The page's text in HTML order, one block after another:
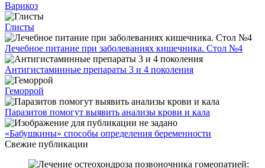
Варикоз
Глисты
Лечебное питание при заболеваниях кишечника. Стол №4
Антигистаминные препараты 3 и 4 поколения
Геморрой
Паразитов помогут выявить анализы крови и кала
«Бабушкины» способы определения беременности
Свежие публикации